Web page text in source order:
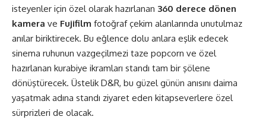
isteyenler için özel olarak hazırlanan 360 derece dönen
kamera ve Fujifilm fotoğraf çekim alanlarında unutulmaz
anılar biriktirecek. Bu eğlence dolu anlara eşlik edecek
sinema ruhunun vazgeçilmezi taze popcorn ve özel
hazırlanan kurabiye ikramları standı tam bir şölene
dönüştürecek. Üstelik D&R, bu güzel günün anısını daima
yaşatmak adına standı ziyaret eden kitapseverlere özel
sürprizleri de olacak.